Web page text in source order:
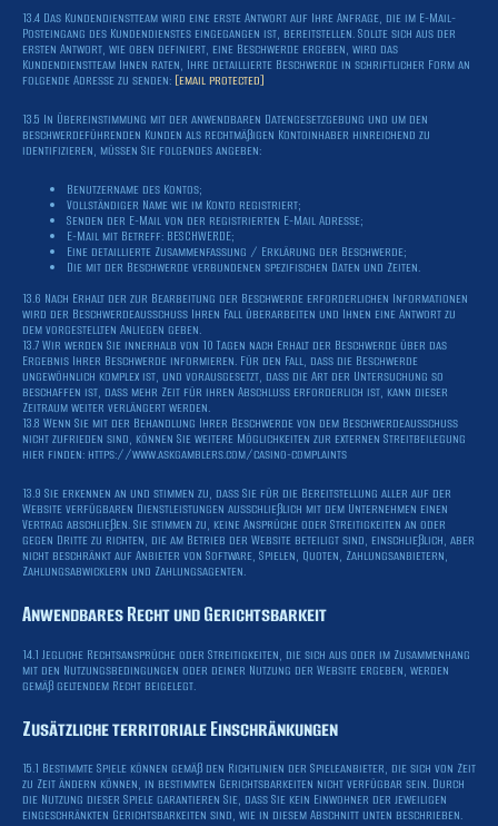
13.4 Das Kundendienstteam wird eine erste Antwort auf Ihre Anfrage, die im E-Mail-
Posteingang des Kundendienstes eingegangen ist, bereitstellen. Sollte sich aus der
ersten Antwort, wie oben definiert, eine Beschwerde ergeben, wird das
Kundendienstteam Ihnen raten, Ihre detaillierte Beschwerde in schriftlicher Form an
folgende Adresse zu senden: [email protected]
13.5 In Übereinstimmung mit der anwendbaren Datengesetzgebung und um den
beschwerdeführenden Kunden als rechtmäßigen Kontoinhaber hinreichend zu
identifizieren, müssen Sie folgendes angeben:
Benutzername des Kontos;
Vollständiger Name wie im Konto registriert;
Senden der E-Mail von der registrierten E-Mail Adresse;
E-Mail mit Betreff: BESCHWERDE;
Eine detaillierte Zusammenfassung / Erklärung der Beschwerde;
Die mit der Beschwerde verbundenen spezifischen Daten und Zeiten.
13.6 Nach Erhalt der zur Bearbeitung der Beschwerde erforderlichen Informationen
wird der Beschwerdeausschuss Ihren Fall überarbeiten und Ihnen eine Antwort zu
dem vorgestellten Anliegen geben.
13.7 Wir werden Sie innerhalb von 10 Tagen nach Erhalt der Beschwerde über das
Ergebnis Ihrer Beschwerde informieren. Für den Fall, dass die Beschwerde
ungewöhnlich komplex ist, und vorausgesetzt, dass die Art der Untersuchung so
beschaffen ist, dass mehr Zeit für ihren Abschluss erforderlich ist, kann dieser
Zeitraum weiter verlängert werden.
13.8 Wenn Sie mit der Behandlung Ihrer Beschwerde von dem Beschwerdeausschuss
nicht zufrieden sind, können Sie weitere Möglichkeiten zur externen Streitbeilegung
hier finden: https://www.askgamblers.com/casino-complaints
13.9 Sie erkennen an und stimmen zu, dass Sie für die Bereitstellung aller auf der
Website verfügbaren Dienstleistungen ausschließlich mit dem Unternehmen einen
Vertrag abschließen. Sie stimmen zu, keine Ansprüche oder Streitigkeiten an oder
gegen Dritte zu richten, die am Betrieb der Website beteiligt sind, einschließlich, aber
nicht beschränkt auf Anbieter von Software, Spielen, Quoten, Zahlungsanbietern,
Zahlungsabwicklern und Zahlungsagenten.
Anwendbares Recht und Gerichtsbarkeit
14.1 Jegliche Rechtsansprüche oder Streitigkeiten, die sich aus oder im Zusammenhang
mit den Nutzungsbedingungen oder deiner Nutzung der Website ergeben, werden
gemäß geltendem Recht beigelegt.
Zusätzliche territoriale Einschränkungen
15.1 Bestimmte Spiele können gemäß den Richtlinien der Spieleanbieter, die sich von Zeit
zu Zeit ändern können, in bestimmten Gerichtsbarkeiten nicht verfügbar sein. Durch
die Nutzung dieser Spiele garantieren Sie, dass Sie kein Einwohner der jeweiligen
eingeschränkten Gerichtsbarkeiten sind, wie in diesem Abschnitt unten beschrieben.